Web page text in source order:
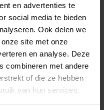
en advertenties te
social media te bieden
Ook delen we
site met onze
en analyse. Deze
combineren met andere
of die ze hebben
van hun services.
iedere ruimte en ieder
sterkte zult u jarenlang
Alle subtiele kleuren
Warm Brown, Light